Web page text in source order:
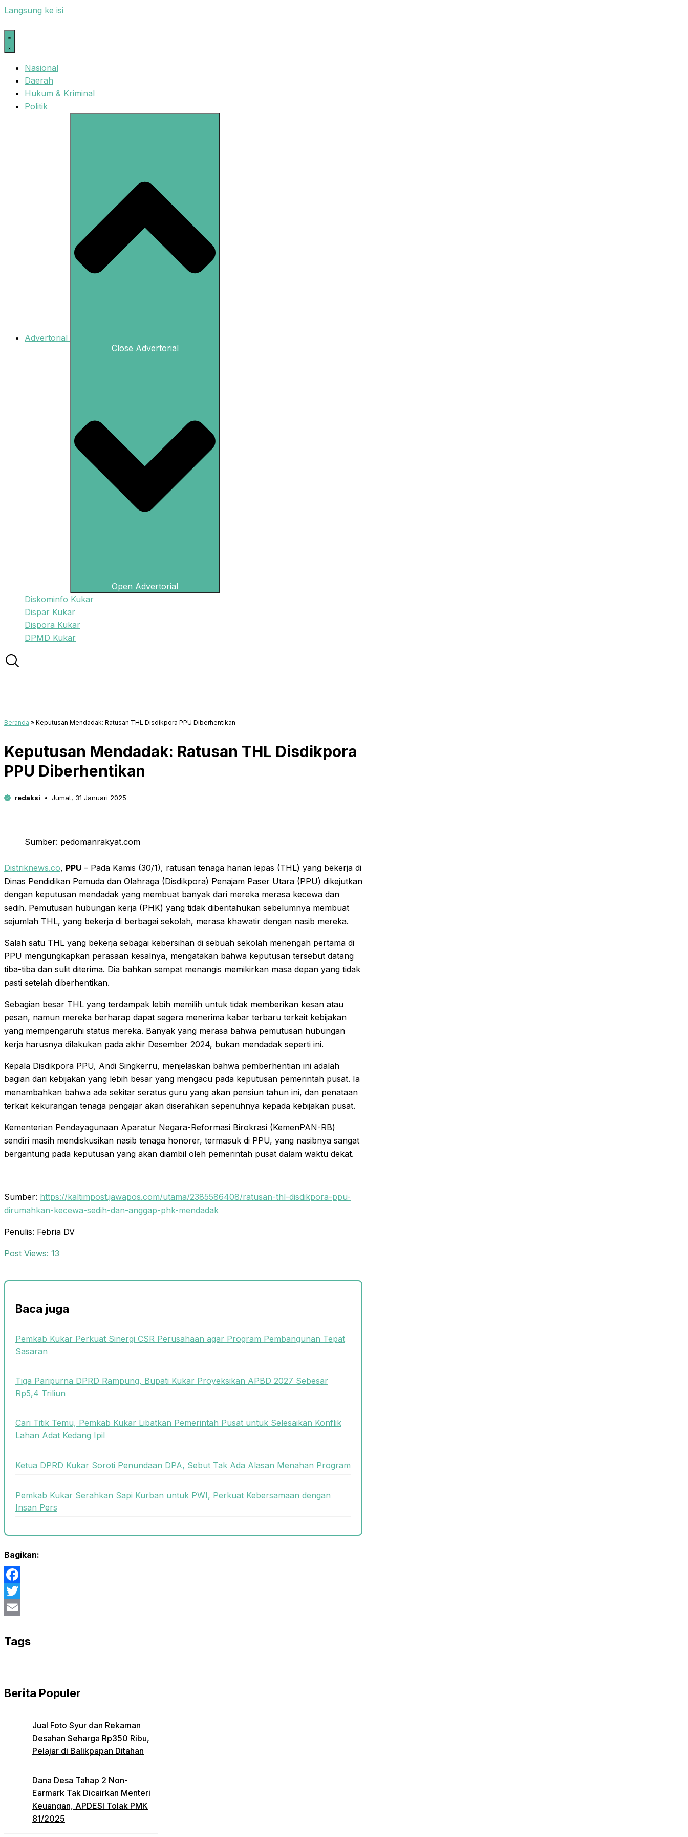
Langsung ke isi
Nasional
Daerah
Hukum & Kriminal
Politik
Advertorial
Close Advertorial
Open Advertorial
Diskominfo Kukar
Dispar Kukar
Dispora Kukar
DPMD Kukar
Beranda » Keputusan Mendadak: Ratusan THL Disdikpora PPU Diberhentikan
Keputusan Mendadak: Ratusan THL Disdikpora
PPU Diberhentikan
redaksi Jumat, 31 Januari 2025
Sumber: pedomanrakyat.com
Distriknews.co, PPU – Pada Kamis (30/1), ratusan tenaga harian lepas (THL) yang bekerja di
Dinas Pendidikan Pemuda dan Olahraga (Disdikpora) Penajam Paser Utara (PPU) dikejutkan
dengan keputusan mendadak yang membuat banyak dari mereka merasa kecewa dan
sedih. Pemutusan hubungan kerja (PHK) yang tidak diberitahukan sebelumnya membuat
sejumlah THL, yang bekerja di berbagai sekolah, merasa khawatir dengan nasib mereka.
Salah satu THL yang bekerja sebagai kebersihan di sebuah sekolah menengah pertama di
PPU mengungkapkan perasaan kesalnya, mengatakan bahwa keputusan tersebut datang
tiba-tiba dan sulit diterima. Dia bahkan sempat menangis memikirkan masa depan yang tidak
pasti setelah diberhentikan.
Sebagian besar THL yang terdampak lebih memilih untuk tidak memberikan kesan atau
pesan, namun mereka berharap dapat segera menerima kabar terbaru terkait kebijakan
yang mempengaruhi status mereka. Banyak yang merasa bahwa pemutusan hubungan
kerja harusnya dilakukan pada akhir Desember 2024, bukan mendadak seperti ini.
Kepala Disdikpora PPU, Andi Singkerru, menjelaskan bahwa pemberhentian ini adalah
bagian dari kebijakan yang lebih besar yang mengacu pada keputusan pemerintah pusat. Ia
menambahkan bahwa ada sekitar seratus guru yang akan pensiun tahun ini, dan penataan
terkait kekurangan tenaga pengajar akan diserahkan sepenuhnya kepada kebijakan pusat.
Kementerian Pendayagunaan Aparatur Negara-Reformasi Birokrasi (KemenPAN-RB)
sendiri masih mendiskusikan nasib tenaga honorer, termasuk di PPU, yang nasibnya sangat
bergantung pada keputusan yang akan diambil oleh pemerintah pusat dalam waktu dekat.
Sumber: https://kaltimpost.jawapos.com/utama/2385586408/ratusan-thl-disdikpora-ppu-
dirumahkan-kecewa-sedih-dan-anggap-phk-mendadak
Penulis: Febria DV
Post Views: 13
Baca juga
Pemkab Kukar Perkuat Sinergi CSR Perusahaan agar Program Pembangunan Tepat
Sasaran
Tiga Paripurna DPRD Rampung, Bupati Kukar Proyeksikan APBD 2027 Sebesar
Rp5,4 Triliun
Cari Titik Temu, Pemkab Kukar Libatkan Pemerintah Pusat untuk Selesaikan Konflik
Lahan Adat Kedang Ipil
Ketua DPRD Kukar Soroti Penundaan DPA, Sebut Tak Ada Alasan Menahan Program
Pemkab Kukar Serahkan Sapi Kurban untuk PWI, Perkuat Kebersamaan dengan
Insan Pers
Bagikan:
Facebook
Twitter
Tags
Berita Populer
Jual Foto Syur dan Rekaman
Desahan Seharga Rp350 Ribu,
Pelajar di Balikpapan Ditahan
Dana Desa Tahap 2 Non-
Earmark Tak Dicairkan Menteri
Keuangan, APDESI Tolak PMK
81/2025